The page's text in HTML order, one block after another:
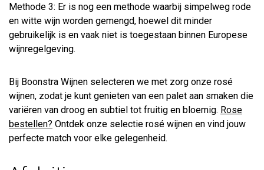
Methode 3: Er is nog een methode waarbij simpelweg rode
en witte wijn worden gemengd, hoewel dit minder
gebruikelijk is en vaak niet is toegestaan binnen Europese
wijnregelgeving.
Bij Boonstra Wijnen selecteren we met zorg onze rosé
wijnen, zodat je kunt genieten van een palet aan smaken die
variëren van droog en subtiel tot fruitig en bloemig. Rose
bestellen? Ontdek onze selectie rosé wijnen en vind jouw
perfecte match voor elke gelegenheid.